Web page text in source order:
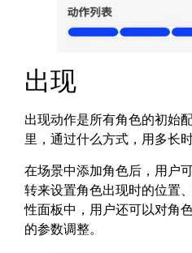
出现
出现动作是所有角色的初始
里，通过什么方式，用多长
在场景中添加角色后，用户
转来设置角色出现时的位置
性面板中，用户还可以对角
的参数调整。